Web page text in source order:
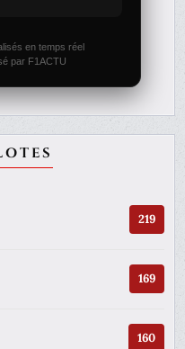
en temps réel
par F1ACTU
219
169
160